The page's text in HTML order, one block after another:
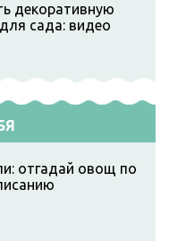
декоративную
сада: видео
отгадай овощ по